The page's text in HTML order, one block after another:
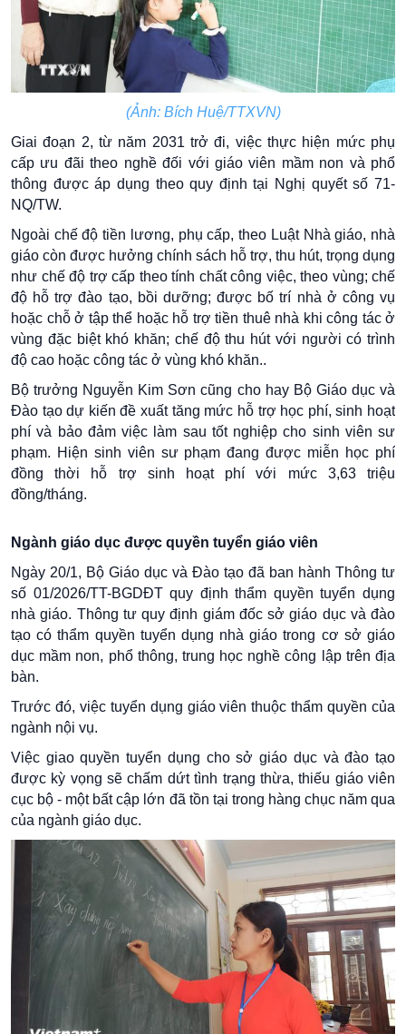
(Ảnh: Bích Huệ/TTXVN)
Giai đoạn 2, từ năm 2031 trở đi, việc thực hiện mức phụ
cấp ưu đãi theo nghề đối với giáo viên mầm non và phổ
thông được áp dụng theo quy định tại Nghị quyết số 71-
NQ/TW.
Ngoài chế độ tiền lương, phụ cấp, theo Luật Nhà giáo, nhà
giáo còn được hưởng chính sách hỗ trợ, thu hút, trọng dụng
như chế độ trợ cấp theo tính chất công việc, theo vùng; chế
độ hỗ trợ đào tạo, bồi dưỡng; được bố trí nhà ở công vụ
hoặc chỗ ở tập thể hoặc hỗ trợ tiền thuê nhà khi công tác ở
vùng đặc biệt khó khăn; chế độ thu hút với người có trình
độ cao hoặc công tác ở vùng khó khăn..
Bộ trưởng Nguyễn Kim Sơn cũng cho hay Bộ Giáo dục và
Đào tạo dự kiến đề xuất tăng mức hỗ trợ học phí, sinh hoạt
phí và bảo đảm việc làm sau tốt nghiệp cho sinh viên sư
phạm. Hiện sinh viên sư phạm đang được miễn học phí
đồng thời hỗ trợ sinh hoạt phí với mức 3,63 triệu
đồng/tháng.
Ngành giáo dục được quyền tuyển giáo viên
Ngày 20/1, Bộ Giáo dục và Đào tạo đã ban hành Thông tư
số 01/2026/TT-BGDĐT quy định thẩm quyền tuyển dụng
nhà giáo. Thông tư quy định giám đốc sở giáo dục và đào
tạo có thẩm quyền tuyển dụng nhà giáo trong cơ sở giáo
dục mầm non, phổ thông, trung học nghề công lập trên địa
bàn.
Trước đó, việc tuyển dụng giáo viên thuộc thẩm quyền của
ngành nội vụ.
Việc giao quyền tuyển dụng cho sở giáo dục và đào tạo
được kỳ vọng sẽ chấm dứt tình trạng thừa, thiếu giáo viên
cục bộ - một bất cập lớn đã tồn tại trong hàng chục năm qua
của ngành giáo dục.